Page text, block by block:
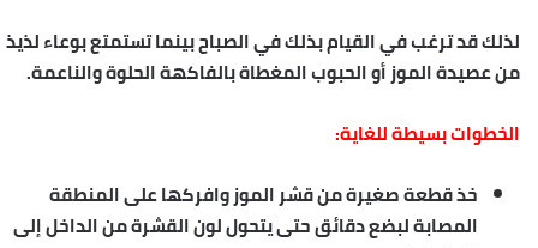
لذلك قد ترغب في القيام بذلك في الصباح بينما تستمتع بوعاء لذيذ
من عصيدة الموز أو الحبوب المغطاة بالفاكهة الحلوة والناعمة.
الخطوات بسيطة للغاية:
خذ قطعة صغيرة من قشر الموز وافركها على المنطقة
المصابة لبضع دقائق حتى يتحول لون القشرة من الداخل إلى